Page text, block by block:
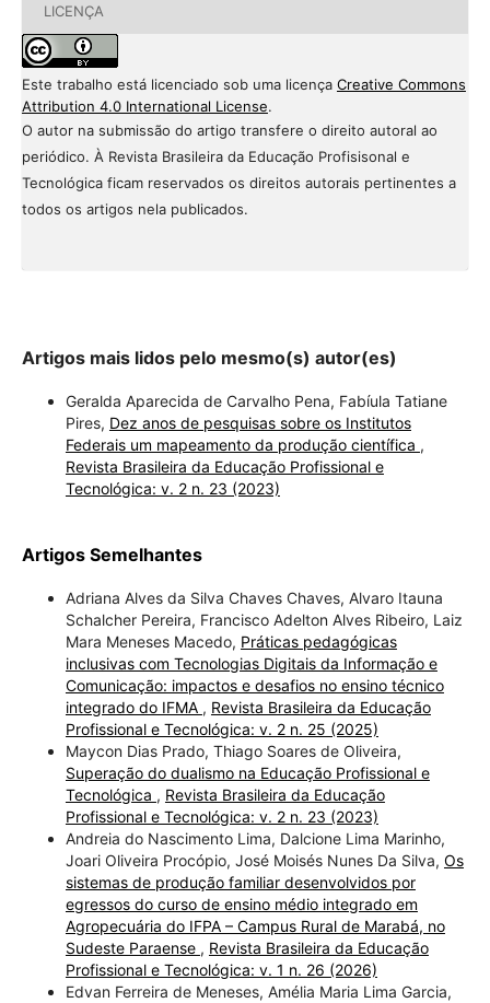
LICENÇA
Este trabalho está licenciado sob uma licença Creative Commons
Attribution 4.0 International License.
O autor na submissão do artigo transfere o direito autoral ao
periódico. À Revista Brasileira da Educação Profisisonal e
Tecnológica ficam reservados os direitos autorais pertinentes a
todos os artigos nela publicados.
Artigos mais lidos pelo mesmo(s) autor(es)
Geralda Aparecida de Carvalho Pena, Fabíula Tatiane
Pires, Dez anos de pesquisas sobre os Institutos
Federais um mapeamento da produção científica ,
Revista Brasileira da Educação Profissional e
Tecnológica: v. 2 n. 23 (2023)
Artigos Semelhantes
Adriana Alves da Silva Chaves Chaves, Alvaro Itauna
Schalcher Pereira, Francisco Adelton Alves Ribeiro, Laiz
Mara Meneses Macedo, Práticas pedagógicas
inclusivas com Tecnologias Digitais da Informação e
Comunicação: impactos e desafios no ensino técnico
integrado do IFMA , Revista Brasileira da Educação
Profissional e Tecnológica: v. 2 n. 25 (2025)
Maycon Dias Prado, Thiago Soares de Oliveira,
Superação do dualismo na Educação Profissional e
Tecnológica , Revista Brasileira da Educação
Profissional e Tecnológica: v. 2 n. 23 (2023)
Andreia do Nascimento Lima, Dalcione Lima Marinho,
Joari Oliveira Procópio, José Moisés Nunes Da Silva, Os
sistemas de produção familiar desenvolvidos por
egressos do curso de ensino médio integrado em
Agropecuária do IFPA – Campus Rural de Marabá, no
Sudeste Paraense , Revista Brasileira da Educação
Profissional e Tecnológica: v. 1 n. 26 (2026)
Edvan Ferreira de Meneses, Amélia Maria Lima Garcia,